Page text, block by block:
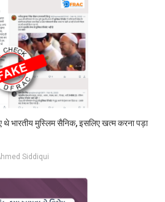
थे भारतीय मुस्लिम सैनिक, इसलिए खत्म करना पड़ा
Siddiqui